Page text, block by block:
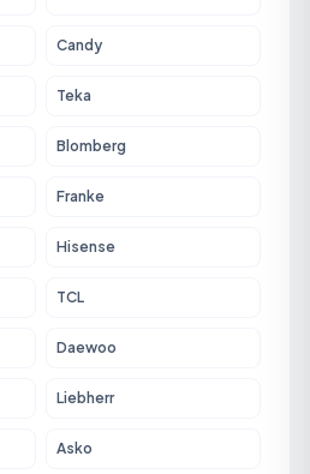
Candy
Teka
Blomberg
Franke
Hisense
TCL
Daewoo
Liebherr
Asko